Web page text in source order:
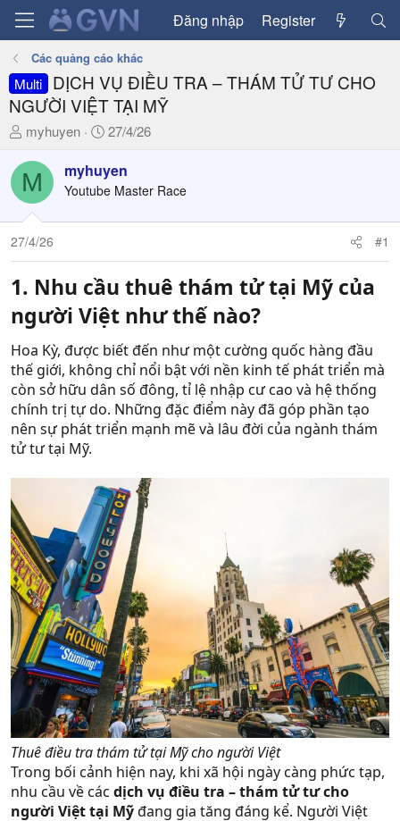
Đăng nhập Register
Các quảng cáo khác
Multi
DỊCH VỤ ĐIỀU TRA – THÁM TỬ TƯ CHO
NGƯỜI VIỆT TẠI MỸ
T
r
e
a
d
s
t
r
t
r
myhuyen
N
à
y
ử
27/4/26
M myhuyen
Youtube Master Race
27/4/26 #1
1. Nhu cầu thuê thám tử tại Mỹ của
người Việt như thế nào?
Hoa Kỳ, được biết đến như một cường quốc hàng đầu
thế giới, không chỉ nổi bật với nền kinh tế phát triển mà
còn sở hữu dân số đông, tỉ lệ nhập cư cao và hệ thống
chính trị tự do. Những đặc điểm này đã góp phần tạo
nên sự phát triển mạnh mẽ và lâu đời của ngành thám
tử tư tại Mỹ.
Thuê điều tra thám tử tại Mỹ cho người Việt
Trong bối cảnh hiện nay, khi xã hội ngày càng phức tạp,
nhu cầu về các dịch vụ điều tra – thám tử tư cho
người Việt tại Mỹđang gia tăng đáng kể. Người Việt